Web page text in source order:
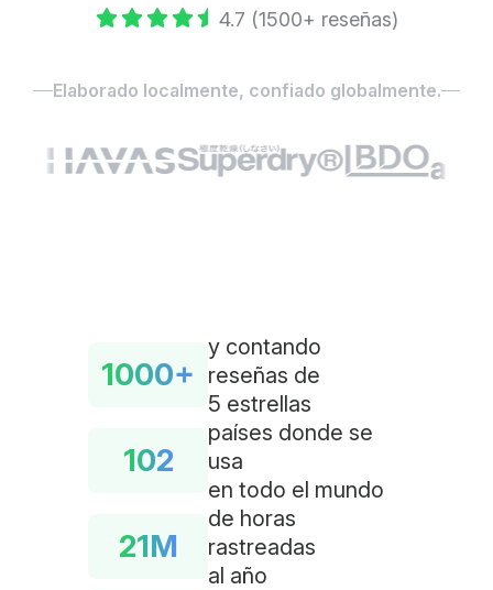
4.7 (1500+ reseñas)
Elaborado localmente, confiado globalmente.
1000+
y contando
reseñas de
5 estrellas
102
países donde se
usa
en todo el mundo
21M
de horas
rastreadas
al año